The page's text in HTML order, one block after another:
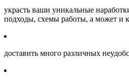
украсть ваши уникальные
подходы, схемы работы, а может и
доставить много различных